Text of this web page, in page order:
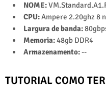
NOME:
CPU:Ampere 2.20ghz 8
Largura de banda:
Memoria:48gb DDR4
Armazenamento:--
TUTORIAL COMO